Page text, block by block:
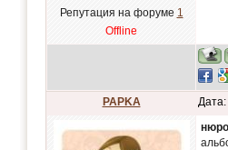
Репутация на форуме 1
Offline
PAPKA